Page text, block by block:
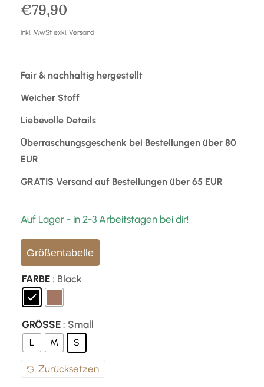
€79,90
inkl. MwSt exkl. Versand
Fair & nachhaltig hergestellt
Weicher Stoff
Liebevolle Details
Überraschungsgeschenk bei Bestellungen über 80
EUR
GRATIS Versand auf Bestellungen über 65 EUR
Auf Lager - in 2-3 Arbeitstagen bei dir!
Größentabelle
FARBE : Black
GRÖSSE : Small
L M S
Zurücksetzen